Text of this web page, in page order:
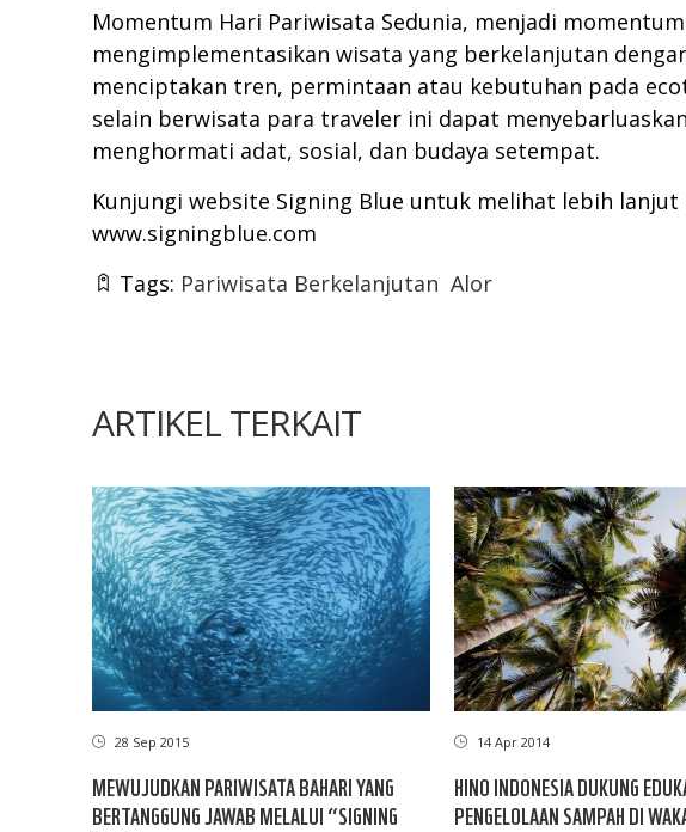
Momentum Hari Pariwisata Sedunia, menjadi
mengimplementasikan wisata yang berkelanjutan
menciptakan tren, permintaan atau kebutuhan pada
selain berwisata para traveler ini dapat
menghormati adat, sosial, dan budaya setempat.
Kunjungi website Signing Blue untuk melihat lebih
www.signingblue.com
Tags: Pariwisata Berkelanjutan Alor
ARTIKEL TERKAIT
28 Sep 2015
MEWUJUDKAN PARIWISATA BAHARI YANG
BERTANGGUNG JAWAB MELALUI “SIGNING
14 Apr 2014
HINO INDONESIA DUKUNG
PENGELOLAAN SAMPAH DI